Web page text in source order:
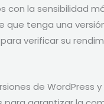
con la sensibilidad
que tenga una
verificar su
de WordPress y